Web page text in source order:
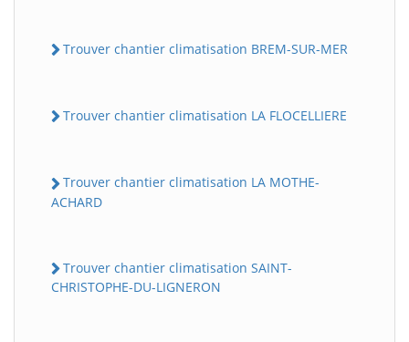
Trouver chantier climatisation BREM-SUR-MER
Trouver chantier climatisation LA FLOCELLIERE
Trouver chantier climatisation LA MOTHE-
ACHARD
Trouver chantier climatisation SAINT-
CHRISTOPHE-DU-LIGNERON